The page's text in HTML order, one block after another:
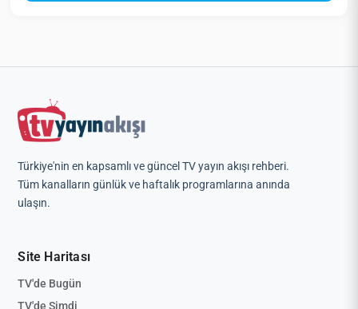
Türkiye'nin en kapsamlı ve güncel TV yayın akışı rehberi.
Tüm kanalların günlük ve haftalık programlarına anında
ulaşın.
Site Haritası
TV'de Bugün
TV'de Şimdi